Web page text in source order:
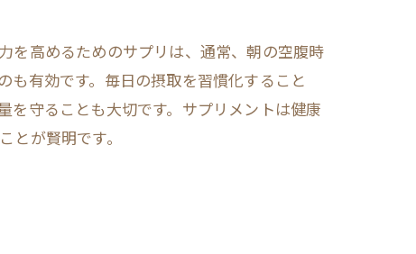
を高めるためのサプリは、通常、朝の空腹時
も有効です。毎日の摂取を習慣化すること
を守ることも大切です。サプリメントは健康
が賢明です。